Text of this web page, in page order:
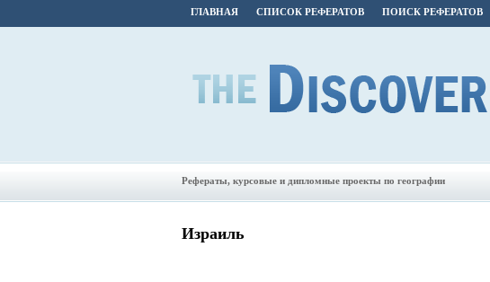
ГЛАВНАЯ СПИСОК РЕФЕРАТОВ ПОИСК РЕФЕРАТОВ
Рефераты, курсовые и дипломные проекты по географии
Израиль